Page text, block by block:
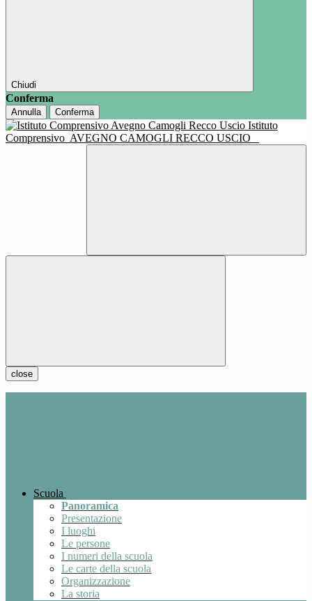
Chiudi
Conferma
Annulla Conferma
Istituto
Comprensivo AVEGNO CAMOGLI RECCO USCIO
close
Scuola
Panoramica
Presentazione
I luoghi
Le persone
I numeri della scuola
Le carte della scuola
Organizzazione
La storia